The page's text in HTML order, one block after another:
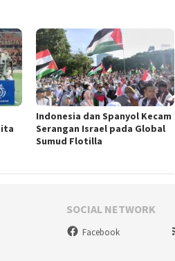
Indonesia dan Spanyol Kecam
Serangan Israel pada Global
Sumud Flotilla
SOCIAL NETWORK
Facebook